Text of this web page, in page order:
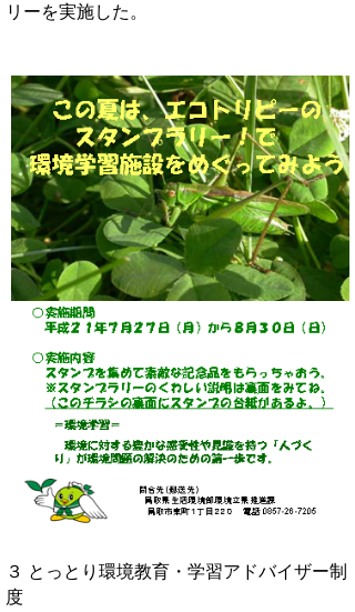
リーを実施した。
３ とっとり環境教育・学習アドバイザー制
度